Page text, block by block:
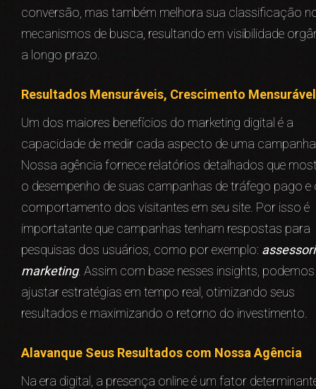
conversão, mas também melhora sua classificação
mecanismos de busca, resultando em visibilidade
a longo prazo.
Resultados Mensuráveis, Crescimento Mensurável
Um dos maiores benefícios do marketing digital é a
capacidade de medir cada aspecto de uma
Nossa agência fornece relatórios detalhados que
o desempenho de suas campanhas de tráfego pago e
comportamento dos visitantes em seu site. Por isso é
importatante que campanhas tenham respostas para
pesquisas dos usuários, como por exemplo:
marketing. Assim com base nesses insights, podemos
ajustar estratégias em tempo real, otimizando seus
resultados e maximizando o retorno do investimento.
Alavanque Seus Resultados com Nossa Agência
Na era digital, a presença online é um fator